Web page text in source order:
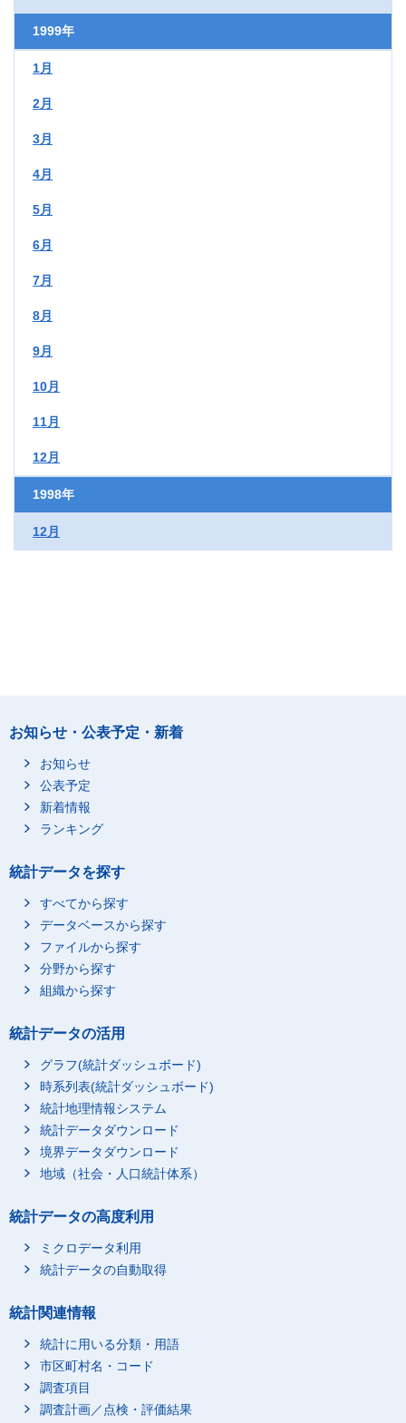
1999年
1月
2月
3月
4月
5月
6月
7月
8月
9月
10月
11月
12月
1998年
12月
お知らせ・公表予定・新着
お知らせ
公表予定
新着情報
ランキング
統計データを探す
すべてから探す
データベースから探す
ファイルから探す
分野から探す
組織から探す
統計データの活用
グラフ(統計ダッシュボード)
時系列表(統計ダッシュボード)
統計地理情報システム
統計データダウンロード
境界データダウンロード
地域（社会・人口統計体系）
統計データの高度利用
ミクロデータ利用
統計データの自動取得
統計関連情報
統計に用いる分類・用語
市区町村名・コード
調査項目
調査計画／点検・評価結果